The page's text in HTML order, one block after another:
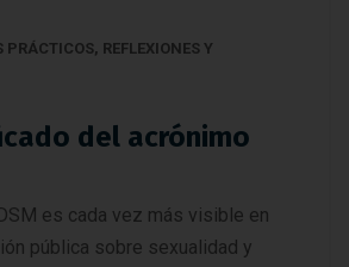
PRÁCTICOS, REFLEXIONES Y
del acrónimo
es cada vez más visible en
pública sobre sexualidad y